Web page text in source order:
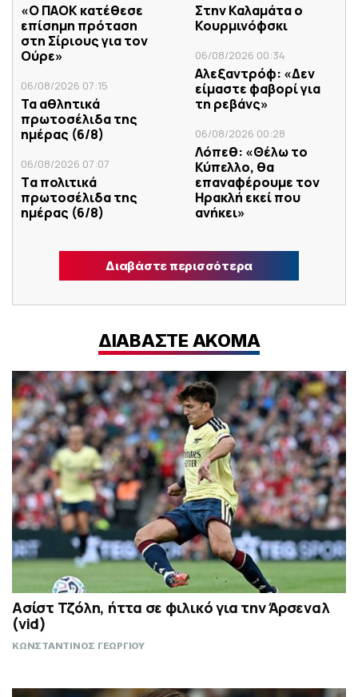
«Ο ΠΑΟΚ κατέθεσε
επίσημη πρόταση
στη Σίριους για τον
Ούρε»
06/08/2026 07:15
Τα αθλητικά
πρωτοσέλιδα της
ημέρας (6/8)
06/08/2026 07:07
Tα πολιτικά
πρωτοσέλιδα της
ημέρας (6/8)
Στην Καλαμάτα ο
Κουρμινόφσκι
06/08/2026 00:34
Αλεξαντρόφ: «Δεν
είμαστε φαβορί για
τη ρεβάνς»
06/08/2026 00:28
Λόπεθ: «Θέλω το
Κύπελλο, θα
επαναφέρουμε τον
Ηρακλή εκεί που
ανήκει»
Διαβάστε περισσότερα
ΔΙΑΒΑΣΤΕ ΑΚΟΜΑ
Ασίστ Τζόλη, ήττα σε φιλικό για την Άρσεναλ
(vid)
ΚΩΝΣΤΑΝΤΙΝΟΣ ΓΕΩΡΓΙΟΥ